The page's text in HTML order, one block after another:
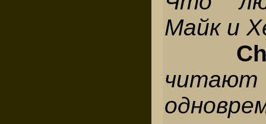
Майк и
читают